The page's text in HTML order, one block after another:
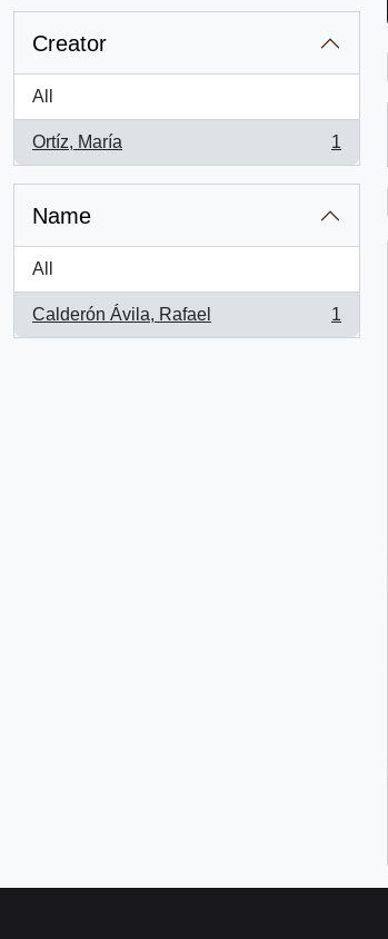
Creator
All
Ortíz, María
, 1 results
1
Name
All
Calderón Ávila, Rafael
, 1 results
1